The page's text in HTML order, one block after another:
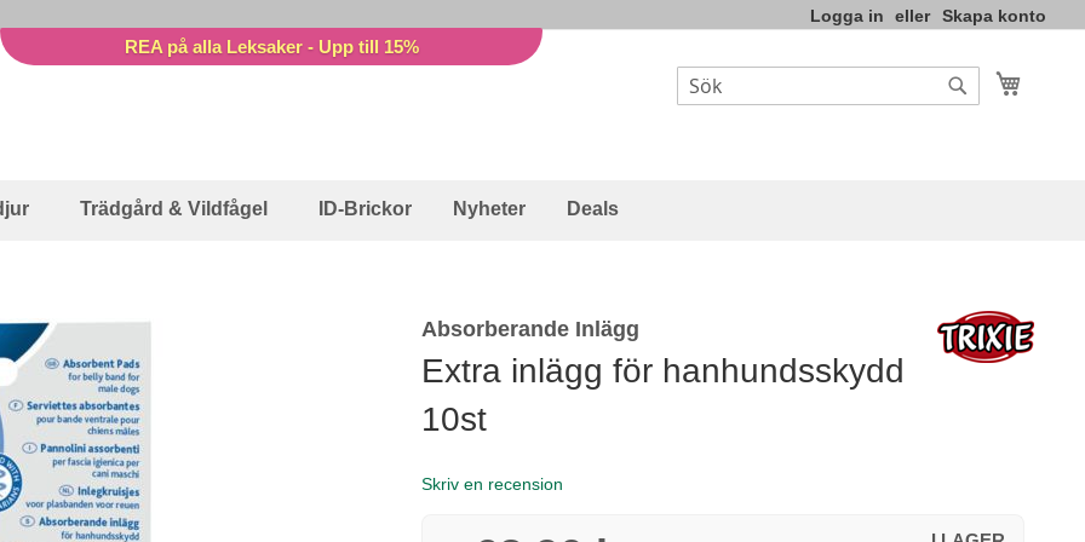
Logga in Skapa konto
REA på alla Leksaker - Upp till 15%
Sök
Trädgård & Vildfågel ID-Brickor Nyheter Deals
Absorberande Inlägg
Extra inlägg för hanhundsskydd
10st
Skriv en recension